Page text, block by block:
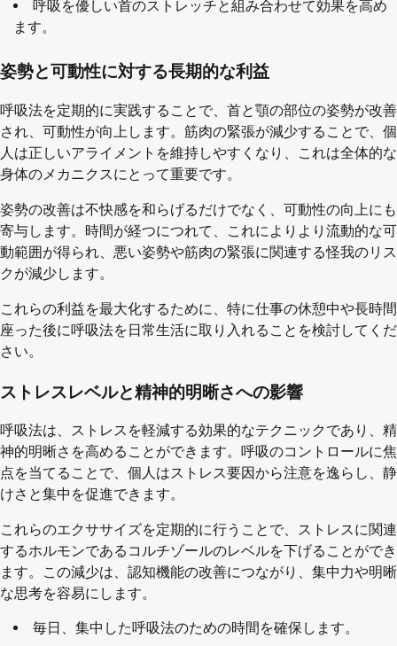
呼吸を優しい首のストレッチと組み合わせて効果を高め
ます。
姿勢と可動性に対する長期的な利益
呼吸法を定期的に実践することで、首と顎の部位の姿勢が改善
され、可動性が向上します。筋肉の緊張が減少することで、個
人は正しいアライメントを維持しやすくなり、これは全体的な
身体のメカニクスにとって重要です。
姿勢の改善は不快感を和らげるだけでなく、可動性の向上にも
寄与します。時間が経つにつれて、これによりより流動的な可
動範囲が得られ、悪い姿勢や筋肉の緊張に関連する怪我のリス
クが減少します。
これらの利益を最大化するために、特に仕事の休憩中や長時間
座った後に呼吸法を日常生活に取り入れることを検討してくだ
さい。
ストレスレベルと精神的明晰さへの影響
呼吸法は、ストレスを軽減する効果的なテクニックであり、精
神的明晰さを高めることができます。呼吸のコントロールに焦
点を当てることで、個人はストレス要因から注意を逸らし、静
けさと集中を促進できます。
これらのエクササイズを定期的に行うことで、ストレスに関連
するホルモンであるコルチゾールのレベルを下げることができ
ます。この減少は、認知機能の改善につながり、集中力や明晰
な思考を容易にします。
毎日、集中した呼吸法のための時間を確保します。